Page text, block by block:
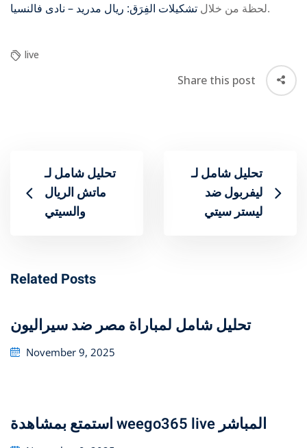
لحظة من خلال تشكيلات الفِرَق: ريال مدريد – نادى فالنسيا .
live
Share this post
تحليل شامل لـ
ماتش الريال
والسيتي
تحليل شامل لـ
ليفربول ضد
ليستر سيتي
Related Posts
تحليل شامل لمباراة مصر ضد سيراليون
Posted
November 9, 2025
استمتع بمشاهدة weego365 live المباشر